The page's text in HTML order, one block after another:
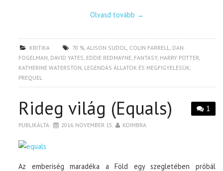
Olvasd tovább →
KRITIKA 70 % ,ALISON SUDOL COLIN FARRELL
DAN
FOGELMAN DAVID YATES EDDIE REDMAYNE FANTASY, HARRY POTTER
KATHERINE WATERSTON LEGENDÁS ÁLLATOK ÉS MEGFIGYELÉSÜK
PREQUEL
1
Rideg világ (Equals)
PUBLIKÁLTA 2016. NOVEMBER 15. KOIMBRA
Az emberiség maradéka a Föld egy szegletében próbál